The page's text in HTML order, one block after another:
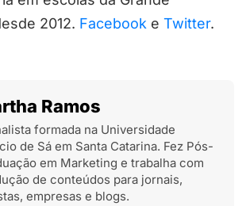
2012. Facebook e Twitter.
Ramos
formada na Universidade
de Sá em Santa Catarina. Fez Pós-
em Marketing e trabalha com
de conteúdos para jornais,
empresas e blogs.